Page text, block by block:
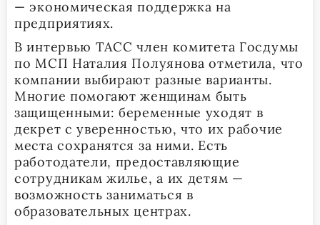
— экономическая поддержка на
предприятиях.
В интервью ТАСС член комитета Госдумы
по МСП Наталия Полуянова отметила, что
компании выбирают разные варианты.
Многие помогают женщинам быть
защищенными: беременные уходят в
декрет с уверенностью, что их рабочие
места сохранятся за ними. Есть
работодатели, предоставляющие
сотрудникам жилье, а их детям —
возможность заниматься в
образовательных центрах.